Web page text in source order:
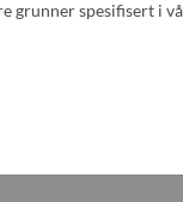
grunner spesifisert i